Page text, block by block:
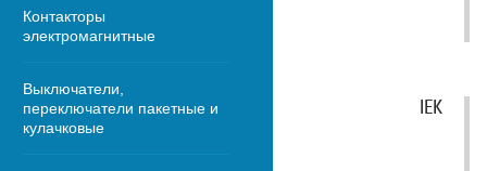
Контакторы
электромагнитные
Выключатели,
переключатели пакетные и
кулачковые
IEK